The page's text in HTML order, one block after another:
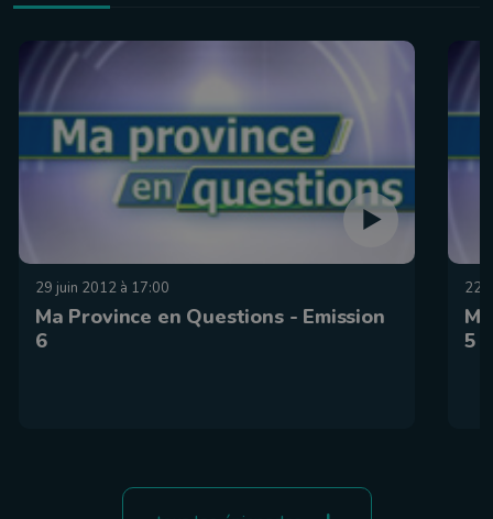
29 juin 2012 à 17:00
Ma Province en Questions - Emission
6
22
5